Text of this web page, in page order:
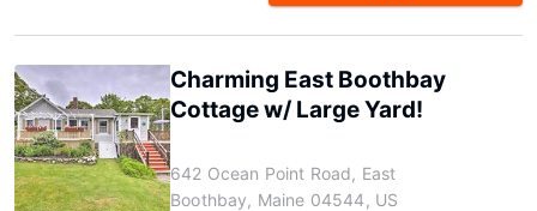
Charming East Boothbay
Cottage w/ Large Yard!
642 Ocean Point Road, East
Boothbay, Maine 04544, US